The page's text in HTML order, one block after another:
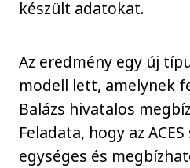
készült adatokat.
Az eredmény egy új
modell lett, amelynek
Balázs hivatalos
Feladata, hogy az
egységes és